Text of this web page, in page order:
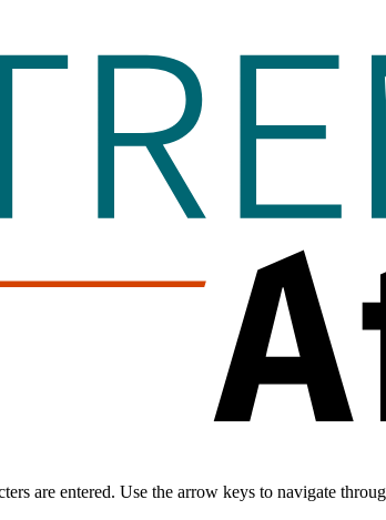
are entered. Use the arrow keys to navigate